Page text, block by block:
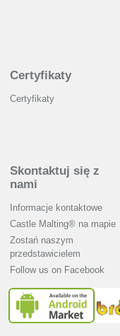
Certyfikaty
Certyfikaty
Skontaktuj się z
nami
Informacje kontaktowe
Castle Malting® na mapie
Zostań naszym
przedstawicielem
Follow us on Facebook